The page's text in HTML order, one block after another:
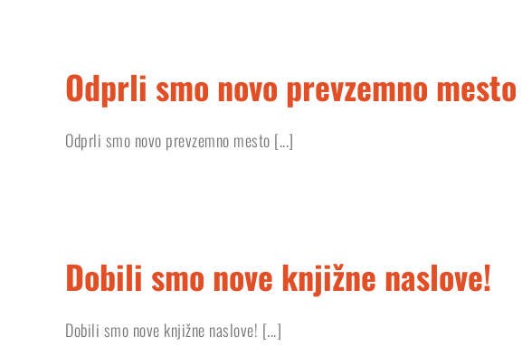
Odprli smo novo prevzemno mesto
Odprli smo novo prevzemno mesto [...]
Dobili smo nove knjižne naslove!
Dobili smo nove knjižne naslove! [...]